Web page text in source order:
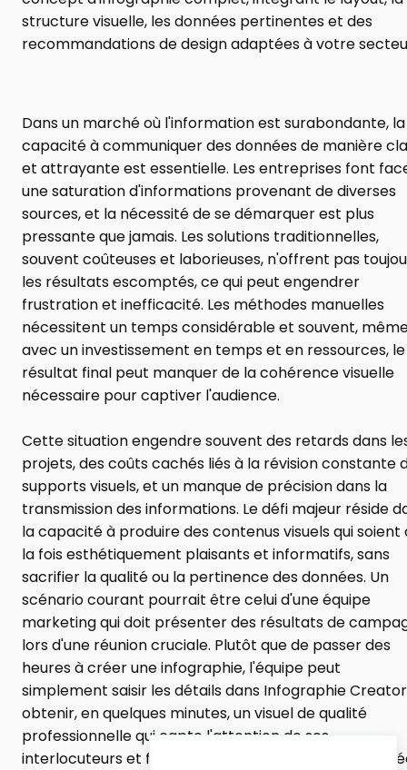
structure visuelle, les données pertinentes et des
recommandations de design adaptées à votre
Dans un marché où l'information est surabondante, la
capacité à communiquer des données de manière
et attrayante est essentielle. Les entreprises font
une saturation d'informations provenant de diverses
sources, et la nécessité de se démarquer est plus
pressante que jamais. Les solutions traditionnelles,
souvent coûteuses et laborieuses, n'offrent pas
les résultats escomptés, ce qui peut engendrer
frustration et inefficacité. Les méthodes manuelles
nécessitent un temps considérable et souvent,
avec un investissement en temps et en ressources, le
résultat final peut manquer de la cohérence visuelle
nécessaire pour captiver l'audience.
Cette situation engendre souvent des retards dans
projets, des coûts cachés liés à la révision constante
supports visuels, et un manque de précision dans la
transmission des informations. Le défi majeur réside
la capacité à produire des contenus visuels qui soient
la fois esthétiquement plaisants et informatifs, sans
sacrifier la qualité ou la pertinence des données. Un
scénario courant pourrait être celui d'une équipe
marketing qui doit présenter des résultats de
lors d'une réunion cruciale. Plutôt que de passer des
heures à créer une infographie, l'équipe peut
simplement saisir les détails dans Infographie
obtenir, en quelques minutes, un visuel de qualité
professionnelle qui capte l'attention de ses
interlocuteurs et facilite la compréhension des